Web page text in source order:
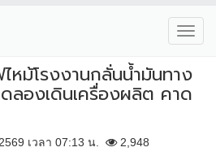
หม้โรงงานกลั่นน้ำมันทาง
ลองเดินเครื่องผลิต คาด
เวลา 07:13 น. 2,948